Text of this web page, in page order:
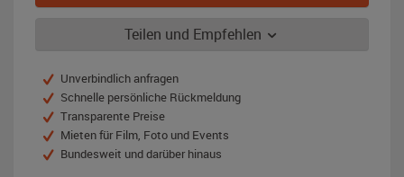
Teilen und Empfehlen
Unverbindlich anfragen
Schnelle persönliche Rückmeldung
Transparente Preise
Mieten für Film, Foto und Events
Bundesweit und darüber hinaus